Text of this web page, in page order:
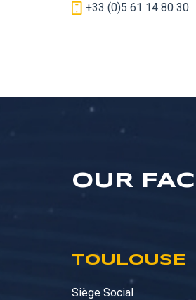
+33 (0)5 61 14 80 30
OUR
TOULOUSE
Siège Social